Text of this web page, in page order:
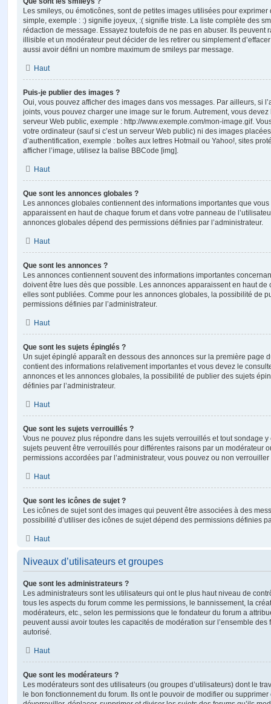
Les smileys, ou émoticônes, sont de petites images utilisées pour
simple, exemple : :) signifie joyeux, :( signifie triste. La liste complète des
rédaction de message. Essayez toutefois de ne pas en abuser. Ils peuvent
illisible et un modérateur peut décider de les retirer ou simplement
aussi avoir défini un nombre maximum de smileys par message.
Haut
Puis-je publier des images ?
Oui, vous pouvez afficher des images dans vos messages. Par ailleurs, si
joints, vous pouvez charger une image sur le forum. Autrement, vous
serveur Web public, exemple : http://www.exemple.com/mon-image.gif.
votre ordinateur (sauf si c’est un serveur Web public) ni des images
d’authentification, exemple : boîtes aux lettres Hotmail ou Yahoo!, sites
afficher l’image, utilisez la balise BBCode [img].
Haut
Que sont les annonces globales ?
Les annonces globales contiennent des informations importantes que
apparaissent en haut de chaque forum et dans votre panneau de
annonces globales dépend des permissions définies par l’administrateur.
Haut
Que sont les annonces ?
Les annonces contiennent souvent des informations importantes
doivent être lues dès que possible. Les annonces apparaissent en haut
elles sont publiées. Comme pour les annonces globales, la possibilité de
permissions définies par l’administrateur.
Haut
Que sont les sujets épinglés ?
Un sujet épinglé apparaît en dessous des annonces sur la première page
contient des informations relativement importantes et vous devez le
annonces et les annonces globales, la possibilité de publier des sujets
définies par l’administrateur.
Haut
Que sont les sujets verrouillés ?
Vous ne pouvez plus répondre dans les sujets verrouillés et tout sondage
sujets peuvent être verrouillés pour différentes raisons par un modérateur
permissions accordées par l’administrateur, vous pouvez ou non
Haut
Que sont les icônes de sujet ?
Les icônes de sujet sont des images qui peuvent être associées à des
possibilité d’utiliser des icônes de sujet dépend des permissions définies
Haut
Niveaux d’utilisateurs et groupes
Que sont les administrateurs ?
Les administrateurs sont les utilisateurs qui ont le plus haut niveau de
tous les aspects du forum comme les permissions, le bannissement, la
modérateurs, etc., selon les permissions que le fondateur du forum a
peuvent aussi avoir toutes les capacités de modération sur l’ensemble
autorisé.
Haut
Que sont les modérateurs ?
Les modérateurs sont des utilisateurs (ou groupes d’utilisateurs) dont le
le bon fonctionnement du forum. Ils ont le pouvoir de modifier ou